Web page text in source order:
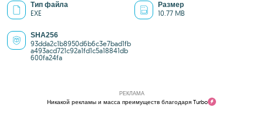
Тип файла
EXE
Размер
10.77 MB
SHA256
93dda2c1b8950d6b6c3e7bad1fb
a493acd721c92a1fd1c5a18841db
600fa24fa
РЕКЛАМА
Никакой рекламы и масса преимуществ благодаря Turbo